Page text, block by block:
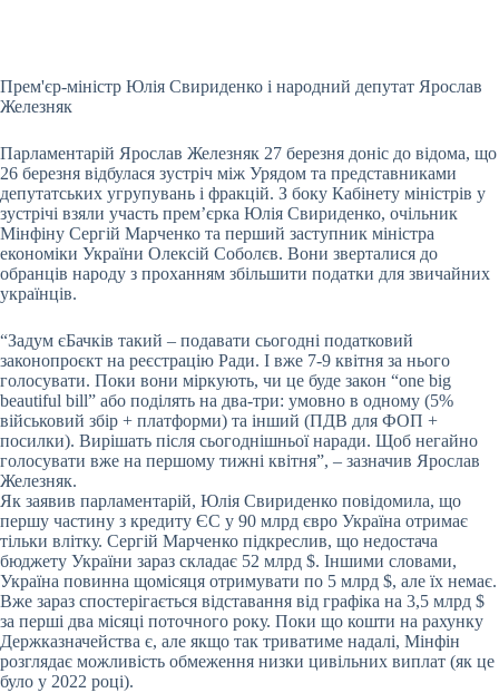
Прем'єр-міністр Юлія Свириденко і народний депутат Ярослав
Железняк
Парламентарій Ярослав Железняк 27 березня доніс до відома, що
26 березня відбулася зустріч між Урядом та представниками
депутатських угрупувань і фракцій. З боку Кабінету міністрів у
зустрічі взяли участь прем’єрка Юлія Свириденко, очільник
Мінфіну Сергій Марченко та перший заступник міністра
економіки України Олексій Соболєв. Вони зверталися до
обранців народу з проханням збільшити податки для звичайних
українців.
“Задум єБачків такий – подавати сьогодні податковий
законопроєкт на реєстрацію Ради. І вже 7-9 квітня за нього
голосувати. Поки вони міркують, чи це буде закон “one big
beautiful bill” або поділять на два-три: умовно в одному (5%
військовий збір + платформи) та інший (ПДВ для ФОП +
посилки). Вирішать після сьогоднішньої наради. Щоб негайно
голосувати вже на першому тижні квітня”, – зазначив Ярослав
Железняк.
Як заявив парламентарій, Юлія Свириденко повідомила, що
першу частину з кредиту ЄС у 90 млрд євро Україна отримає
тільки влітку. Сергій Марченко підкреслив, що недостача
бюджету України зараз складає 52 млрд $. Іншими словами,
Україна повинна щомісяця отримувати по 5 млрд $, але їх немає.
Вже зараз спостерігається відставання від графіка на 3,5 млрд $
за перші два місяці поточного року. Поки що кошти на рахунку
Держказначейства є, але якщо так триватиме надалі, Мінфін
розглядає можливість обмеження низки цивільних виплат (як це
було у 2022 році).